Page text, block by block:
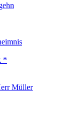
*
Müller